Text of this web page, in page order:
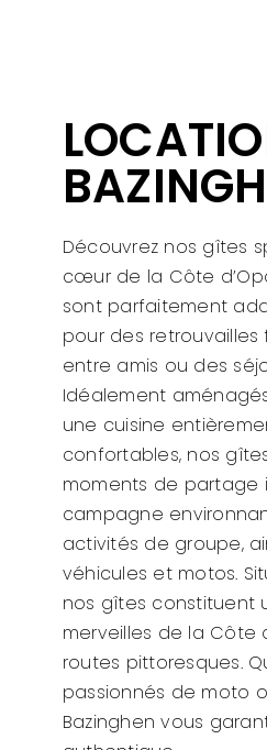
Découvrez nos gîtes
cœur de la Côte
sont parfaitement
pour des retrouvailles
entre amis ou des
Idéalement
une cuisine
confortables, nos
moments de partage
campagne
activités de groupe,
véhicules et motos.
nos gîtes constituent
merveilles de la Côte
routes pittoresques.
passionnés de moto
Bazinghen vous